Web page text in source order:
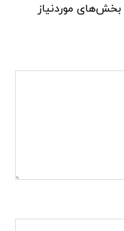
بخش‌های موردنیاز